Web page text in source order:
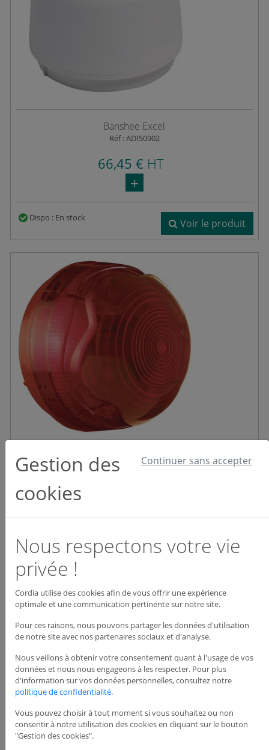
Banshee Excel
Réf : ADIS0902
66,45 €HT
Dispo : En stock Voir le produit
Banshee Excel Flashdome
Dispo : En stock
Gestion des
cookies
Continuer sans accepter
Nous respectons votre vie
privée !
Cordia utilise des cookies afin de vous offrir une expérience
optimale et une communication pertinente sur notre site.
Pour ces raisons, nous pouvons partager les données d'utilisation
de notre site avec nos partenaires sociaux et d'analyse.
Nous veillons à obtenir votre consentement quant à l'usage de vos
données et nous nous engageons à les respecter. Pour plus
d'information sur vos données personnelles, consultez notre
politique de confidentialité.
Vous pouvez choisir à tout moment si vous souhaitez ou non
consentir à notre utilisation des cookies en cliquant sur le bouton
"Gestion des cookies".